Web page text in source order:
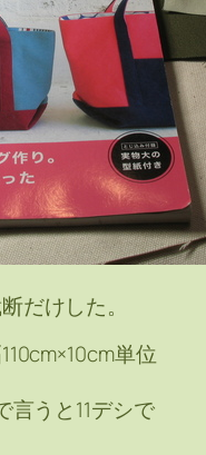
だけした。
単位
言うと11デシで